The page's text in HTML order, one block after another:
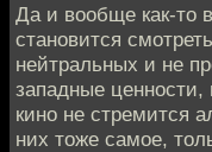
Да и вообще как-то
становится
нейтральных и не
западные
кино не стремится
них тоже самое,